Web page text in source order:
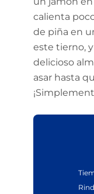
calienta
de piña en
este tierno,
delicioso
asar hasta